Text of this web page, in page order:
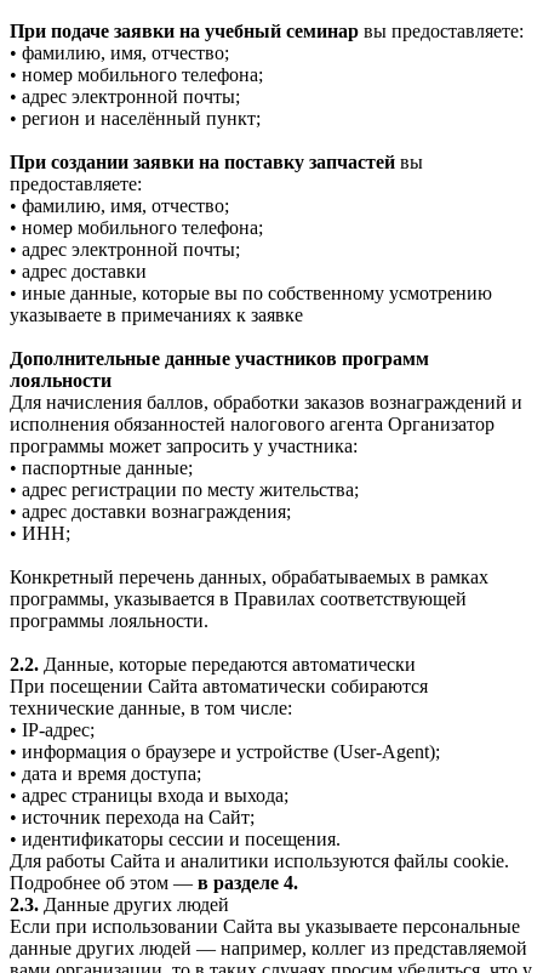
При подаче заявки на учебный семинар вы предоставляете:
• фамилию, имя, отчество;
• номер мобильного телефона;
• адрес электронной почты;
• регион и населённый пункт;
При создании заявки на поставку запчастей вы
предоставляете:
• фамилию, имя, отчество;
• номер мобильного телефона;
• адрес электронной почты;
• адрес доставки
• иные данные, которые вы по собственному усмотрению
указываете в примечаниях к заявке
Дополнительные данные участников программ
лояльности
Для начисления баллов, обработки заказов вознаграждений и
исполнения обязанностей налогового агента Организатор
программы может запросить у участника:
• паспортные данные;
• адрес регистрации по месту жительства;
• адрес доставки вознаграждения;
• ИНН;
Конкретный перечень данных, обрабатываемых в рамках
программы, указывается в Правилах соответствующей
программы лояльности.
2.2. Данные, которые передаются автоматически
При посещении Сайта автоматически собираются
технические данные, в том числе:
• IP-адрес;
• информация о браузере и устройстве (User-Agent);
• дата и время доступа;
• адрес страницы входа и выхода;
• источник перехода на Сайт;
• идентификаторы сессии и посещения.
Для работы Сайта и аналитики используются файлы cookie.
Подробнее об этом — в разделе 4.
2.3. Данные других людей
Если при использовании Сайта вы указываете персональные
данные других людей — например, коллег из представляемой